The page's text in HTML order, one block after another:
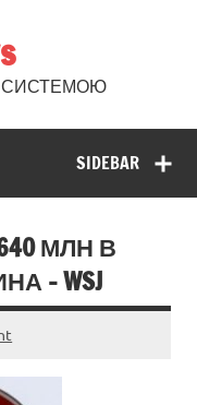
СИСТЕМОЮ
SIDEBAR
МЛН В
– WSJ